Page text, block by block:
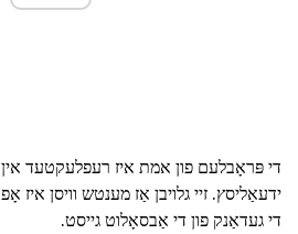
די פּראָבלעם פון אמת איז רעפלעקטעד אין
ידעאַליסץ. זיי גלויבן אַז מענטש וויסן איז
די געדאַנק פון די אַבסאָלוט גייסט.